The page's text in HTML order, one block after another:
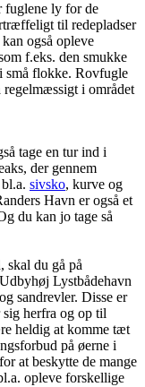
fuglene ly for de
til redepladser
også opleve
f.eks. den smukke
små flokke. Rovfugle
regelmæssigt i området
tage en tur ind i
der gennem
sivsko, kurve og
Havn er også et
du kan jo tage så
skal du gå på
Lystbådehavn
sandrevler. Disse er
herfra og op til
heldig at komme tæt
på øerne i
at beskytte de mange
opleve forskellige